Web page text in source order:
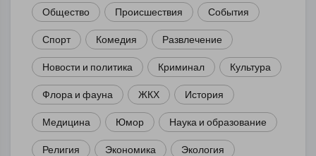
Общество Происшествия События
Спорт Комедия Развлечение
Новости и политика Криминал Культура
Флора и фауна ЖКХ История
Медицина Юмор Наука и образование
Религия Экономика Экология